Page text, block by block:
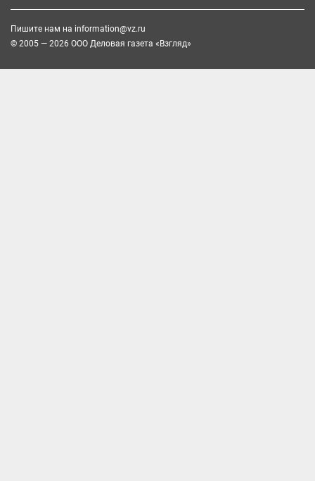
Пишите нам на information@vz.ru
© 2005 — 2026 ООО Деловая газета «Взгляд»